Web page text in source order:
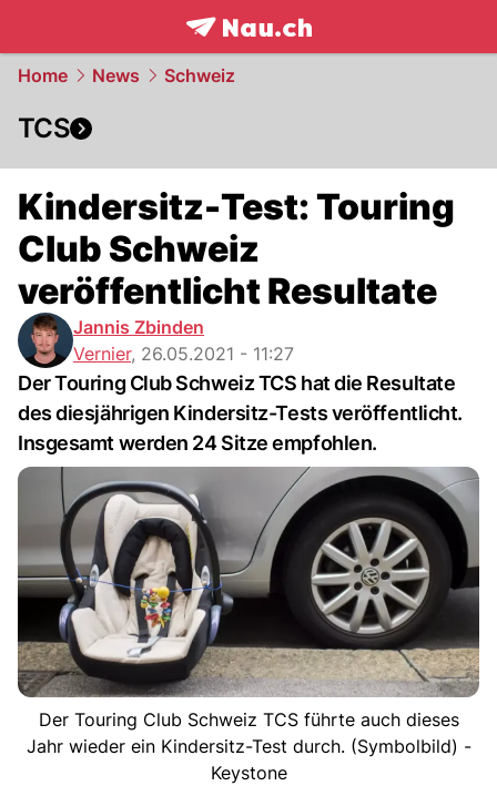
frontpage.NAU.ch
Home News Schweiz
TCS
Kindersitz-Test: Touring
Club Schweiz
veröffentlicht Resultate
Jannis Zbinden
Vernier, 26.05.2021 - 11:27
Der Touring Club Schweiz TCS hat die Resultate
des diesjährigen Kindersitz-Tests veröffentlicht.
Insgesamt werden 24 Sitze empfohlen.
Der Touring Club Schweiz TCS führte auch dieses
Jahr wieder ein Kindersitz-Test durch. (Symbolbild) -
Keystone